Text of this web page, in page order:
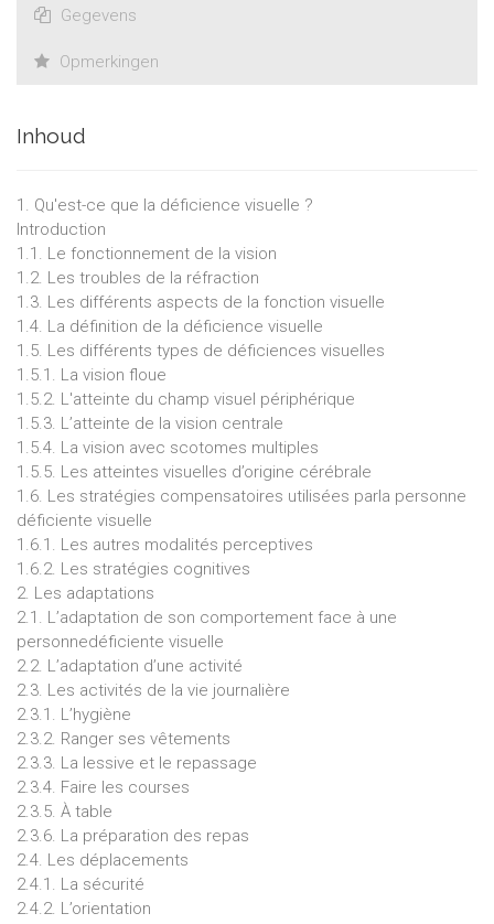
Gegevens
Opmerkingen
Inhoud
1. Qu'est-ce que la déficience visuelle ?
Introduction
1.1. Le fonctionnement de la vision
1.2. Les troubles de la réfraction
1.3. Les différents aspects de la fonction visuelle
1.4. La définition de la déficience visuelle
1.5. Les différents types de déficiences visuelles
1.5.1. La vision floue
1.5.2. L'atteinte du champ visuel périphérique
1.5.3. L’atteinte de la vision centrale
1.5.4. La vision avec scotomes multiples
1.5.5. Les atteintes visuelles d’origine cérébrale
1.6. Les stratégies compensatoires utilisées parla personne
déficiente visuelle
1.6.1. Les autres modalités perceptives
1.6.2. Les stratégies cognitives
2. Les adaptations
2.1. L’adaptation de son comportement face à une
personnedéficiente visuelle
2.2. L’adaptation d’une activité
2.3. Les activités de la vie journalière
2.3.1. L’hygiène
2.3.2. Ranger ses vêtements
2.3.3. La lessive et le repassage
2.3.4. Faire les courses
2.3.5. À table
2.3.6. La préparation des repas
2.4. Les déplacements
2.4.1. La sécurité
2.4.2. L’orientation